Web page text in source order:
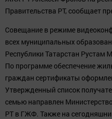
Правительства РТ, сообщает
Совещание в режиме
всех муниципальных
Республики Татарстан Рустам
По программе обеспечение
граждан сертификаты
Утвержденный список
семью направлен
РТ в ГЖФ. Также на